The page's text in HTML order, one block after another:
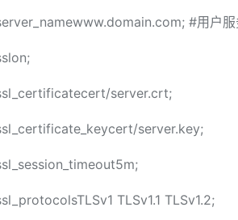
#用户服
server.crt;
server.key;
TLSv1.1 TLSv1.2;